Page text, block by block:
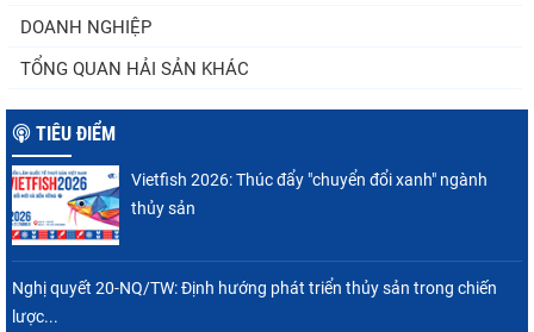
DOANH NGHIỆP
TỔNG QUAN HẢI SẢN KHÁC
TIÊU ĐIỂM
Vietfish 2026: Thúc đẩy "chuyển đổi xanh" ngành
thủy sản
Nghị quyết 20-NQ/TW: Định hướng phát triển thủy sản trong chiến
lược...